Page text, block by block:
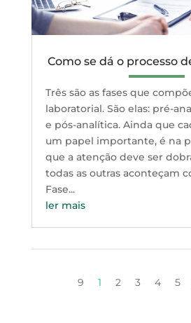
Como se dá o processo
Três são as fases que
laboratorial. São elas: pré-
e pós-analítica. Ainda que
um papel importante, é na
que a atenção deve ser
todas as outras aconteçam
Fase...
ler mais
9
1 2 3 4 5